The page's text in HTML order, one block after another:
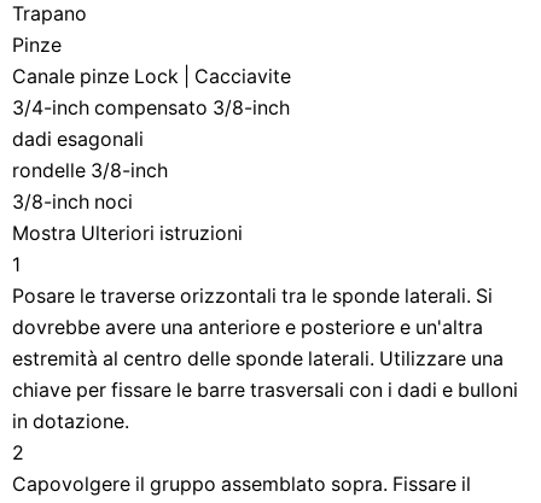
Trapano
Pinze
Canale pinze Lock | Cacciavite
3/4-inch compensato 3/8-inch
dadi esagonali
rondelle 3/8-inch
3/8-inch noci
Mostra Ulteriori istruzioni
1
Posare le traverse orizzontali tra le sponde laterali. Si
dovrebbe avere una anteriore e posteriore e un'altra
estremità al centro delle sponde laterali. Utilizzare una
chiave per fissare le barre trasversali con i dadi e bulloni
in dotazione.
2
Capovolgere il gruppo assemblato sopra. Fissare il